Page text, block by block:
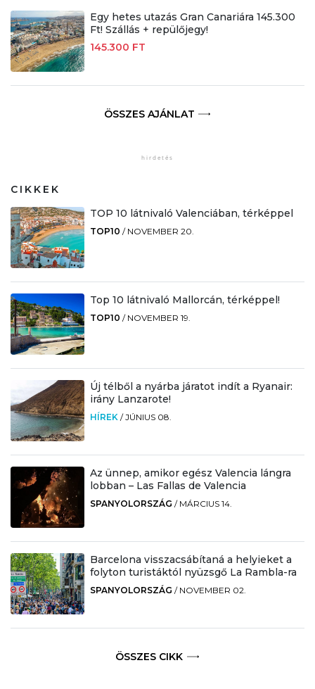
Egy hetes utazás Gran Canariára 145.300
Ft! Szállás + repülőjegy!
145.300 FT
ÖSSZES AJÁNLAT
CIKKEK
TOP 10 látnivaló Valenciában, térképpel
TOP10 / NOVEMBER 20.
Top 10 látnivaló Mallorcán, térképpel!
TOP10 / NOVEMBER 19.
Új télből a nyárba járatot indít a Ryanair:
irány Lanzarote!
HÍREK /JÚNIUS 08.
Az ünnep, amikor egész Valencia lángra
lobban – Las Fallas de Valencia
SPANYOLORSZÁG / MÁRCIUS 14.
Barcelona visszacsábítaná a helyieket a
folyton turistáktól nyüzsgő La Rambla-ra
SPANYOLORSZÁG / NOVEMBER 02.
ÖSSZES CIKK